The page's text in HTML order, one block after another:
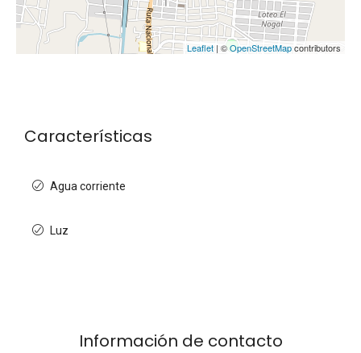
Leaflet | ©OpenStreetMapcontributors
Características
Agua corriente
Luz
Información de contacto